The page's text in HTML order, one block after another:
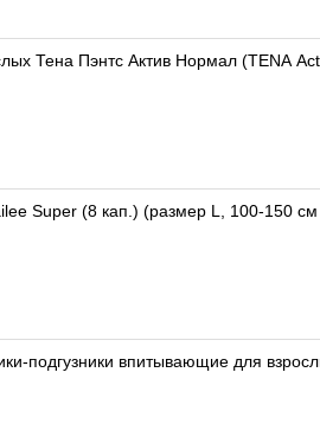
Тена Пэнтс Актив Нормал
Super (8 кап.) (размер L, 100-150
подгузники впитывающие для